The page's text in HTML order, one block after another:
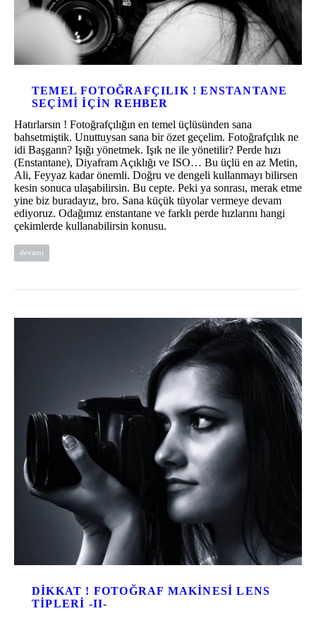
TEMEL FOTOĞRAFÇILIK ! ENSTANTANE
SEÇIMI IÇIN REHBER
Hatırlarsın ! Fotoğrafçılığın en temel üçlüsünden sana
bahsetmiştik. Unuttuysan sana bir özet geçelim. Fotoğrafçılık ne
idi Başgann? Işığı yönetmek. Işık ne ile yönetilir? Perde hızı
(Enstantane), Diyafram Açıklığı ve ISO… Bu üçlü en az Metin,
Ali, Feyyaz kadar önemli. Doğru ve dengeli kullanmayı bilirsen
kesin sonuca ulaşabilirsin. Bu cepte. Peki ya sonrası, merak etme
yine biz buradayız, bro. Sana küçük tüyolar vermeye devam
ediyoruz. Odağımız enstantane ve farklı perde hızlarını hangi
çekimlerde kullanabilirsin konusu.
devamı
DIKKAT ! FOTOĞRAF MAKINESI LENS
TIPLERI -II-